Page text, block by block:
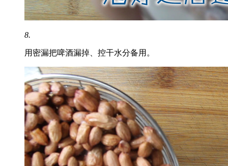
8.
用密漏把啤酒漏掉、控干水分备用。